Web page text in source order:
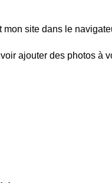
mon site dans le
ajouter des photos à